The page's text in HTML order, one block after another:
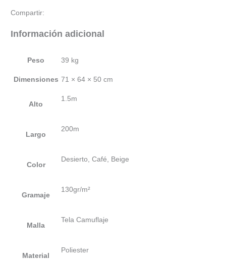
Compartir:
Información adicional
Peso 39 kg
Dimensiones 71 × 64 × 50 cm
Alto
1.5m
Largo
200m
Color
Desierto, Café, Beige
Gramaje
130gr/m²
Malla
Tela Camuflaje
Material
Poliester